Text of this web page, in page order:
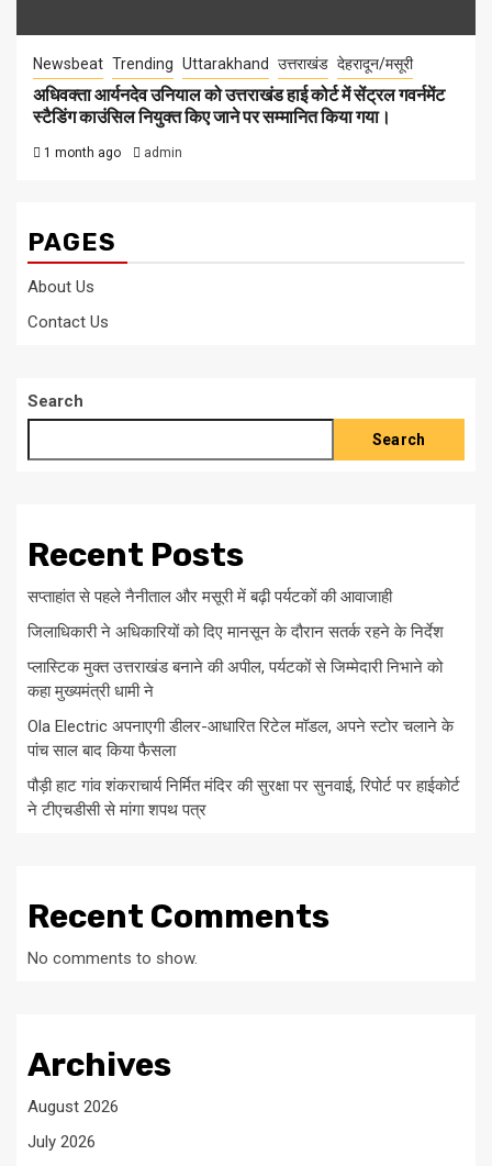
Newsbeat Trending Uttarakhand उत्तराखंड देहरादून/मसूरी
अधिवक्ता आर्यनदेव उनियाल को उत्तराखंड हाई कोर्ट में सेंट्रल गवर्नमेंट
स्टैडिंग काउंसिल नियुक्त किए जाने पर सम्मानित किया गया।
1 month ago admin
PAGES
About Us
Contact Us
Search
Search
Recent Posts
सप्ताहांत से पहले नैनीताल और मसूरी में बढ़ी पर्यटकों की आवाजाही
जिलाधिकारी ने अधिकारियों को दिए मानसून के दौरान सतर्क रहने के निर्देश
प्लास्टिक मुक्त उत्तराखंड बनाने की अपील, पर्यटकों से जिम्मेदारी निभाने को
कहा मुख्यमंत्री धामी ने
Ola Electric अपनाएगी डीलर-आधारित रिटेल मॉडल, अपने स्टोर चलाने के
पांच साल बाद किया फैसला
पौड़ी हाट गांव शंकराचार्य निर्मित मंदिर की सुरक्षा पर सुनवाई, रिपोर्ट पर हाईकोर्ट
ने टीएचडीसी से मांगा शपथ पत्र
Recent Comments
No comments to show.
Archives
August 2026
July 2026